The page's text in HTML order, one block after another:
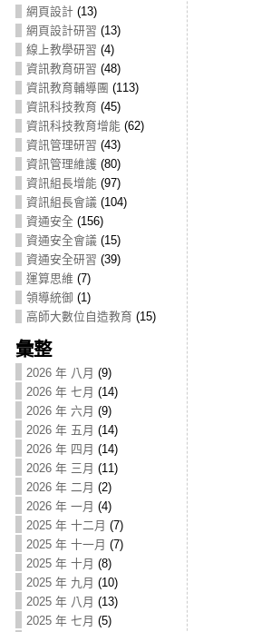
網頁設計(13)
網頁設計研習 (13)
線上教學研習 (4)
資訊教育研習 (48)
資訊教育輔導團 (113)
資訊科技教育 (45)
資訊科技教育增能(62)
資訊管理研習 (43)
資訊管理維護(80)
資訊組長增能(97)
資訊組長會議 (104)
資通安全 (156)
資通安全會議 (15)
資通安全研習 (39)
運算思維 (7)
領導統御 (1)
高師大數位自造教育 (15)
彙整
2026 年 八月 (9)
2026 年 七月 (14)
2026 年 六月 (9)
2026 年 五月 (14)
2026 年 四月 (14)
2026 年 三月 (11)
2026 年 二月 (2)
2026 年 一月 (4)
2025 年 十二月 (7)
2025 年 十一月 (7)
2025 年 十月 (8)
2025 年 九月 (10)
2025 年 八月 (13)
2025 年 七月 (5)